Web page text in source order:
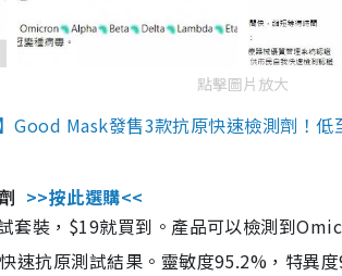
點擊圖片放大
Good Mask發售3款抗原快速檢測劑！
>>按此選購<<
套裝，$19就買到。產品可以檢測到
速抗原測試結果。靈敏度95.2%，特異度